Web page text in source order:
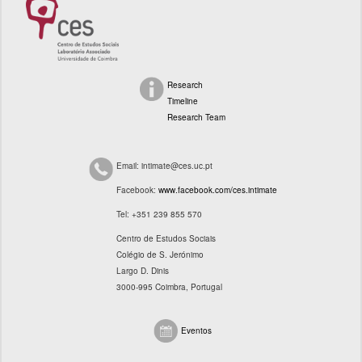
Research
Timeline
Research Team
Email: intimate@ces.uc.pt
Facebook: www.facebook.com/ces.intimate
Tel: +351 239 855 570
Centro de Estudos Sociais
Colégio de S. Jerónimo
Largo D. Dinis
3000-995 Coimbra, Portugal
Eventos